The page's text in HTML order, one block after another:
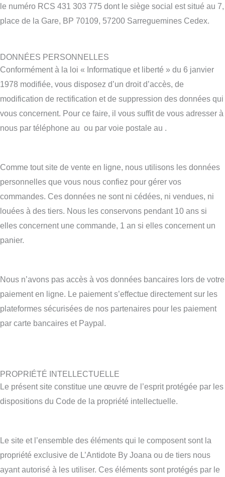
le numéro RCS 431 303 775 dont le siège social est situé au 7,
place de la Gare, BP 70109, 57200 Sarreguemines Cedex.
DONNÉES PERSONNELLES
Conformément à la loi « Informatique et liberté » du 6 janvier
1978 modifiée, vous disposez d’un droit d’accès, de
modification de rectification et de suppression des données qui
vous concernent. Pour ce faire, il vous suffit de vous adresser à
nous par téléphone au ou par voie postale au .
Comme tout site de vente en ligne, nous utilisons les données
personnelles que vous nous confiez pour gérer vos
commandes. Ces données ne sont ni cédées, ni vendues, ni
louées à des tiers. Nous les conservons pendant 10 ans si
elles concernent une commande, 1 an si elles concernent un
panier.
Nous n’avons pas accès à vos données bancaires lors de votre
paiement en ligne. Le paiement s’effectue directement sur les
plateformes sécurisées de nos partenaires pour les paiement
par carte bancaires et Paypal.
PROPRIÉTÉ INTELLECTUELLE
Le présent site constitue une œuvre de l’esprit protégée par les
dispositions du Code de la propriété intellectuelle.
Le site et l’ensemble des éléments qui le composent sont la
propriété exclusive de L’Antidote By Joana ou de tiers nous
ayant autorisé à les utiliser. Ces éléments sont protégés par le